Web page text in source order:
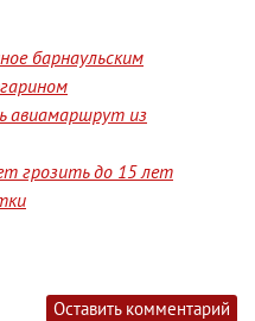
барнаульским
авиамаршрут из
грозить до 15 лет
Оставить комментарий